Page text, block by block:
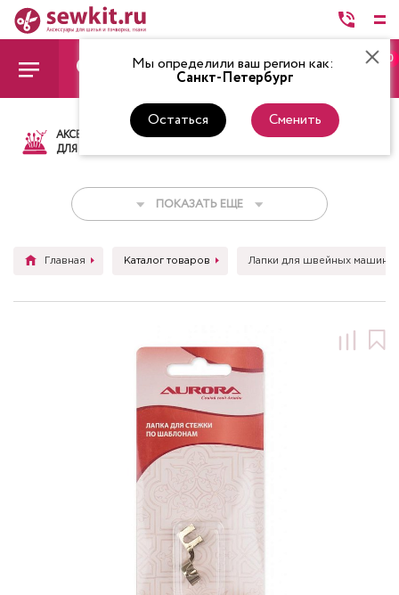
Мы определили ваш регион как:
Санкт-Петербург
Остаться Сменить
0
АКСЕССУАРЫ
ДЛЯ ШИТЬЯ
ТКАНИ НИТКИ
ПОКАЗАТЬ ЕЩЕ
Главная Каталог товаров Лапки для швейных машин